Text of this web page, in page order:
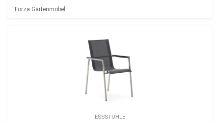
Forza Gartenmöbel
ESSSTÜHLE